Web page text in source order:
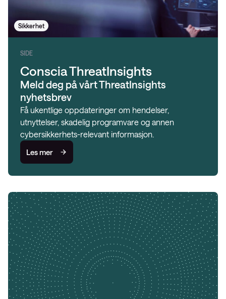
Sikkerhet
SIDE
Conscia ThreatInsights
Meld deg på vårt ThreatInsights
nyhetsbrev
Få ukentlige oppdateringer om hendelser,
utnyttelser, skadelig programvare og annen
cybersikkerhets-relevant informasjon.
Les mer